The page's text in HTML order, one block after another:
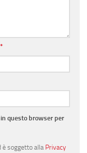
*
questo browser per
è soggetto alla Privacy